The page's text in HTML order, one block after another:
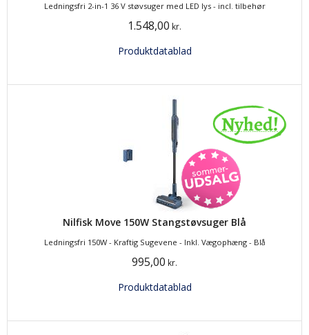
Ledningsfri 2-in-1 36 V støvsuger med LED lys - incl. tilbehør
1.548,00 kr.
Produktdatablad
Nilfisk Move 150W Stangstøvsuger Blå
Ledningsfri 150W - Kraftig Sugevene - Inkl. Vægophæng - Blå
995,00 kr.
Produktdatablad